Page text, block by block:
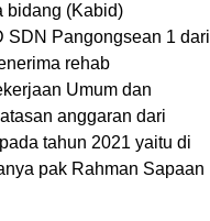
bidang (Kabid)
SDN Pangongsean 1 dari
rehab
Umum dan
anggaran dari
tahun 2021 yaitu di
pak Rahman Sapaan